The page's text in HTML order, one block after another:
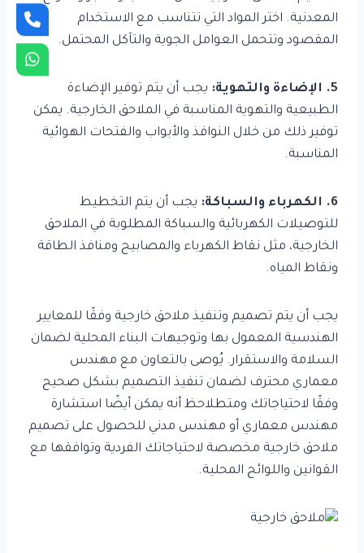
المعدنية. اختر المواد التي تتناسب مع الاستخدام
المقصود وتتحمل العوامل الجوية والتآكل المحتمل.
5. الإضاءة والتهوية:
يجب أن يتم توفير الإضاءة
الطبيعية والتهوية المناسبة في الملاحق الخارجية. يمكن
توفير ذلك من خلال النوافذ والأبواب والفتحات الهوائية
المناسبة.
6. الكهرباء والسباكة:
يجب أن يتم التخطيط
للتوصيلات الكهربائية والسباكة المطلوبة في الملاحق
الخارجية، مثل نقاط الكهرباء والمصابيح ومنافذ الطاقة
ونقاط المياه.
يجب أن يتم تصميم وتنفيذ ملاحق خارجية وفقًا للمعايير
الهندسية المعمول بها وتوجيهات البناء المحلية لضمان
السلامة والاستقرار. يُوصى بالتعاون مع مهندس
معماري محترف لضمان تنفيذ التصميم بشكل صحيح
وفقًا لاحتياجاتك ومتطلاحظ أنه يمكن أيضًا استشارة
مهندس معماري أو مهندس مدني للحصول على تصميم
ملاحق خارجية مخصصة لاحتياجاتك الفردية وتوافقها مع
القوانين واللوائح المحلية.